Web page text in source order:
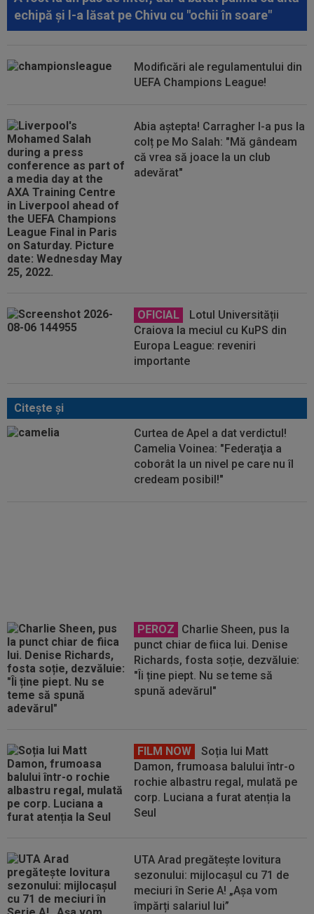
echipă și l-a lăsat pe Chivu cu "ochii în soare"
Modificări ale regulamentului din
UEFA Champions League!
Abia aștepta! Carragher l-a pus la
colț pe Mo Salah: "Mă gândeam
că vrea să joace la un club
adevărat"
OFICIAL
Lotul Universității
Craiova la meciul cu KuPS din
Europa League: reveniri
importante
Citeşte şi
Curtea de Apel a dat verdictul!
Camelia Voinea: "Federaţia a
coborât la un nivel pe care nu îl
credeam posibil!"
PEROZ
Charlie Sheen, pus la
punct chiar de fiica lui. Denise
Richards, fosta soție, dezvăluie:
"Îi ține piept. Nu se teme să
spună adevărul"
FILM NOW
Soția lui Matt
Damon, frumoasa balului într-o
rochie albastru regal, mulată pe
corp. Luciana a furat atenția la
Seul
UTA Arad pregătește lovitura
sezonului: mijlocașul cu 71 de
meciuri în Serie A! „Așa vom
împărți salariul lui”